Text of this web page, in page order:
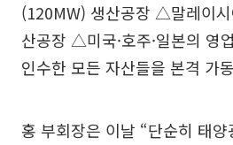
(120MW) 생산공장 △말레이
산공장 △미국·호주·일본의 영
인수한 모든 자산들을 본격 가
홍 부회장은 이날 “단순히 태